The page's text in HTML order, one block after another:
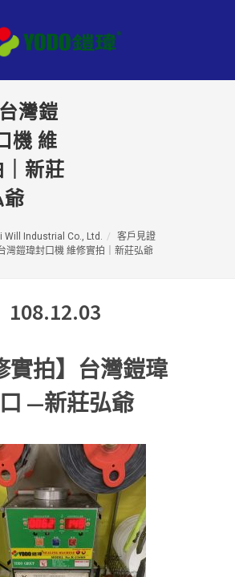
灣鎧
機 維
新莊
爺
Will Industrial Co., Ltd.
客戶見證
灣鎧瑋封口機 維修實拍｜新莊弘爺
108.12.03
實拍】台灣鎧瑋
—新莊弘爺